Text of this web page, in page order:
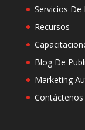
Servicios De
Recursos
Blog De
Marketing
Contáctenos